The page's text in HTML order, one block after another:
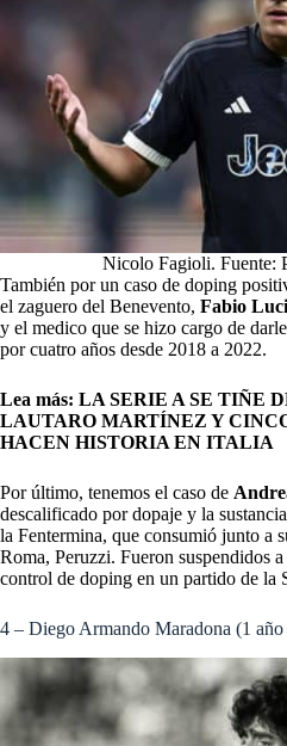
Nicolo Fagioli. Fuente:
También por un caso de doping
el zaguero del Benevento, Fabio
y el medico que se hizo cargo de
por cuatro años desde 2018 a 2022.
Lea más: LA SERIE A SE TIÑE
LAUTARO MARTÍNEZ Y
HACEN HISTORIA EN ITALIA
Por último, tenemos el caso de
descalificado por dopaje y la
la Fentermina, que consumió junto a
Roma, Peruzzi. Fueron suspendidos
control de doping en un partido de la
4 – Diego Armando Maradona (1 año